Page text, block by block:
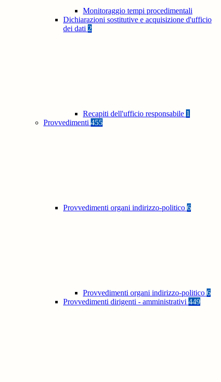
Monitoraggio tempi procedimentali
Dichiarazioni sostitutive e acquisizione d'ufficio
dei dati 2
Recapiti dell'ufficio responsabile 1
Provvedimenti 455
Provvedimenti organi indirizzo-politico 6
Provvedimenti organi indirizzo-politico 6
Provvedimenti dirigenti - amministrativi 449